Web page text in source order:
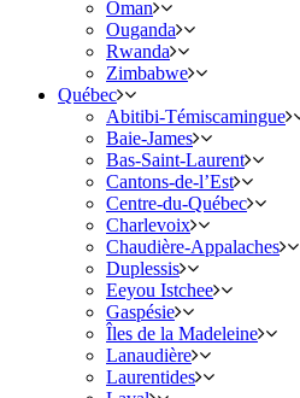
Oman
Ouganda
Rwanda
Zimbabwe
Québec
Abitibi-Témiscamingue
Baie-James
Bas-Saint-Laurent
Cantons-de-l’Est
Centre-du-Québec
Charlevoix
Chaudière-Appalaches
Duplessis
Eeyou Istchee
Gaspésie
Îles de la Madeleine
Lanaudière
Laurentides